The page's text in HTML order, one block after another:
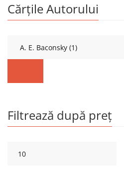
Cărțile Autorului
Filtrează după preț